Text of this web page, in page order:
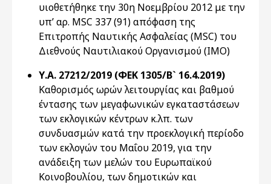
υιοθετήθηκε την 30η Νοεμβρίου 2012 με την
υπ’ αρ. MSC 337 (91) απόφαση της
Επιτροπής Ναυτικής Ασφαλείας (MSC) του
Διεθνούς Ναυτιλιακού Οργανισμού (ΙΜΟ)
Υ.Α. 27212/2019 (ΦΕΚ 1305/Β` 16.4.2019)
Καθορισμός ωρών λειτουργίας και βαθμού
έντασης των μεγαφωνικών εγκαταστάσεων
των εκλογικών κέντρων κ.λπ. των
συνδυασμών κατά την προεκλογική περίοδο
των εκλογών του Μαΐου 2019, για την
ανάδειξη των μελών του Ευρωπαϊκού
Κοινοβουλίου, των δημοτικών και